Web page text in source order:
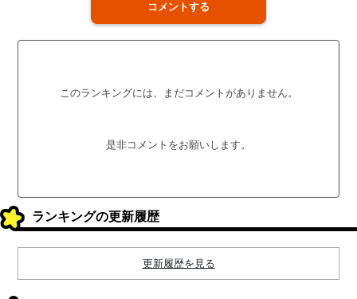
コメントする
このランキングには、まだコメントがありません。
是非コメントをお願いします。
ランキングの更新履歴
更新履歴を見る